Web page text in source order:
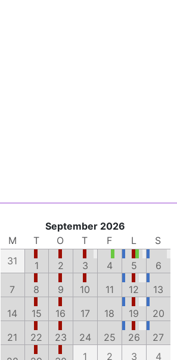
September 2026
M
T O T F L
S
31
1 2 3 4 5
6
7
8 9 10 11 12
13
14
15 16 17 18 19
20
21
22 23 24 25 26
27
1 2 3 4